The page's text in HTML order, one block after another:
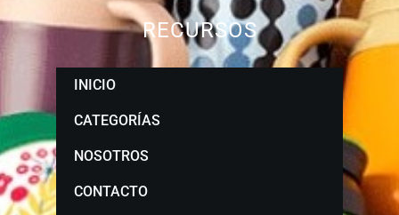
RECURSOS
INICIO
CATEGORÍAS
NOSOTROS
CONTACTO